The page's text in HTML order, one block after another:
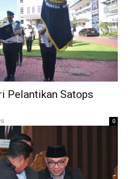
Pelantikan Satops
0